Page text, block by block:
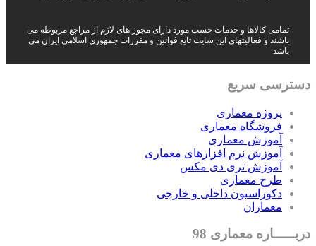
تمامی کالاها و خدمات حسب مورد دارای مجوز های لازم از مراجع مربوطه می
باشند و فعالیتهای این سایت تابع قوانین و مقررات جمهوری اسلامی ایران می
باشد
دسترسی سریع
پروژه معماری
فروشگاه معماری
آموزش معماری
آموزش نرم افزارهای معماری
آموزش تری دی مکس
طرح معماری
دکوراسیون داخلی و خارجی
معماران
دربـــــاره معماری 98